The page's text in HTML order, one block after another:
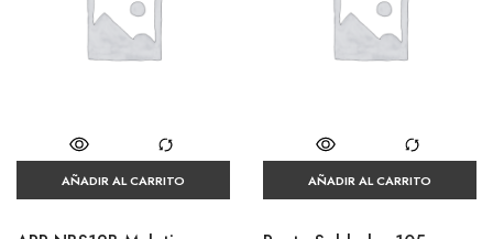
AÑADIR AL CARRITO AÑADIR AL CARRITO